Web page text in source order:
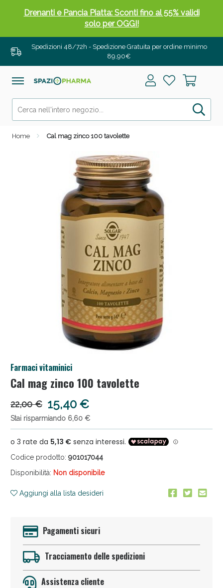
Spedizioni 48/72h - Spedizione Gratuita per ordine minimo
89,90€
Home Cal mag zinco 100 tavolette
Farmaci vitaminici
Cal mag zinco 100 tavolette
22,00 € 15,40 €
Stai risparmiando 6,60 €
Codice prodotto: 901017044
Disponibilità: Non disponibile
Aggiungi alla lista desideri
Pagamenti sicuri
Tracciamento delle spedizioni
Assistenza cliente
Drenanti e Pancia Piatta: Sconti fino al 55% validi
solo per OGGI!
Salini e Multivitaminici: oggi Sconto extra fino al
50%!
Anticellulite e Fanghi: Sconto fino al 40% valido
Anticellulite e Fanghi: Sconto fino al 40% valido
oggi!